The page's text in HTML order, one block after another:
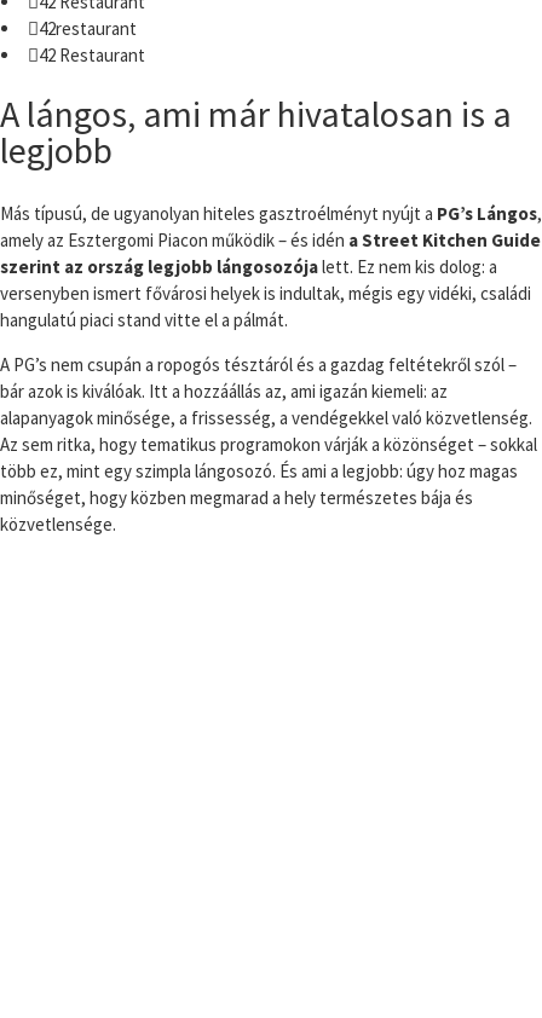
42restaurant
42 Restaurant
A lángos, ami már hivatalosan is a
legjobb
Más típusú, de ugyanolyan hiteles gasztroélményt nyújt a PG’s Lángos,
amely az Esztergomi Piacon működik – és idén a Street Kitchen Guide
szerint az ország legjobb lángosozójalett. Ez nem kis dolog: a
versenyben ismert fővárosi helyek is indultak, mégis egy vidéki, családi
hangulatú piaci stand vitte el a pálmát.
A PG’s nem csupán a ropogós tésztáról és a gazdag feltétekről szól –
bár azok is kiválóak. Itt a hozzáállás az, ami igazán kiemeli: az
alapanyagok minősége, a frissesség, a vendégekkel való közvetlenség.
Az sem ritka, hogy tematikus programokon várják a közönséget – sokkal
több ez, mint egy szimpla lángosozó. És ami a legjobb: úgy hoz magas
minőséget, hogy közben megmarad a hely természetes bája és
közvetlensége.